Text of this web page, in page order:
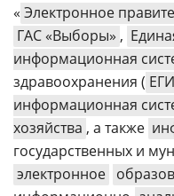
« Электронное
ГАС «Выборы» ,
информационная
здравоохранения (
информационная
хозяйства , а также
государственных и
электронное